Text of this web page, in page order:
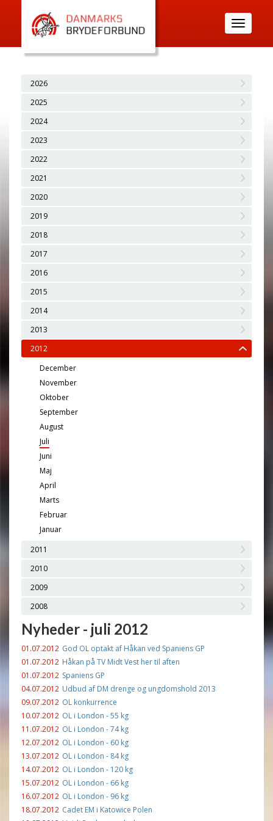
Toggle
navigation
2026
2025
2024
2023
2022
2021
2020
2019
2018
2017
2016
2015
2014
2013
2012
December
November
Oktober
September
August
Juli
Juni
Maj
April
Marts
Februar
Januar
2011
2010
2009
2008
Nyheder - juli 2012
01.07.2012 God OL optakt af Håkan ved Spaniens GP
01.07.2012 Håkan på TV Midt Vest her til aften
01.07.2012 Spaniens GP
04.07.2012 Udbud af DM drenge og ungdomshold 2013
09.07.2012 OL konkurrence
10.07.2012 OL i London - 55 kg
11.07.2012 OL i London - 74 kg
12.07.2012 OL i London - 60 kg
13.07.2012 OL i London - 84 kg
14.07.2012 OL i London - 120 kg
15.07.2012 OL i London - 66 kg
16.07.2012 OL i London - 96 kg
18.07.2012 Cadet EM i Katowice Polen